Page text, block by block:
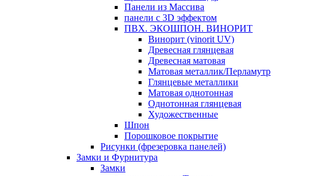
Панели из Массива
панели с 3D эффектом
ПВХ. ЭКОШПОН. ВИНОРИТ
Винорит (vinorit UV)
Древесная глянцевая
Древесная матовая
Матовая металлик/Перламутр
Глянцевые металлики
Матовая однотонная
Однотонная глянцевая
Художественные
Шпон
Порошковое покрытие
Рисунки (фрезеровка панелей)
Замки и Фурнитура
Замки